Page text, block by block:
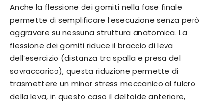
Anche la flessione dei gomiti nella fase finale
permette di semplificare l’esecuzione senza però
aggravare su nessuna struttura anatomica. La
flessione dei gomiti riduce il braccio di leva
dell’esercizio (distanza tra spalla e presa del
sovraccarico), questa riduzione permette di
trasmettere un minor stress meccanico al fulcro
della leva, in questo caso il deltoide anteriore,